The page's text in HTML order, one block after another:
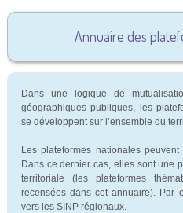
Annuaire des
Dans une logique de
géographiques publiques, les
se développent sur l’ensemble du
Les plateformes nationales
Dans ce dernier cas, elles sont une
territoriale (les plateformes
recensées dans cet annuaire). Par
vers les SINP régionaux.